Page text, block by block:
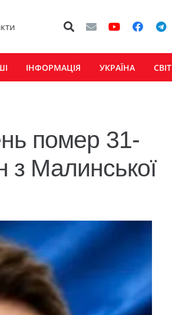
ІНФОРМАЦІЯ УКРАЇНА СВІТ
помер 31-
з Малинської